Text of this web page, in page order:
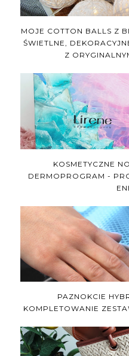
MOJE COTTON BALLS Z
ŚWIETLNE,
Z
KOSMETYCZNE
DERMOPROGRAM -
PAZNOKCIE
KOMPLETOWANIE